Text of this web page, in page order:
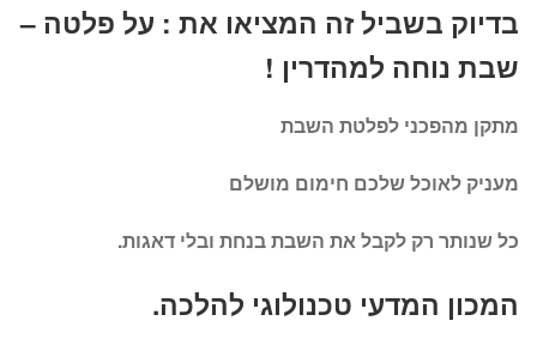
בדיוק בשביל זה המציאו את : על פלטה –
שבת נוחה למהדרין !
מתקן מהפכני לפלטת השבת
מעניק לאוכל שלכם חימום מושלם
כל שנותר רק לקבל את השבת בנחת ובלי דאגות.
המכון המדעי טכנולוגי להלכה.